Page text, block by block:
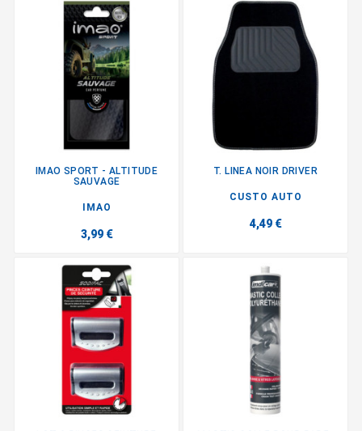
IMAO SPORT - ALTITUDE
SAUVAGE
IMAO
3,99 €
T. LINEA NOIR DRIVER
CUSTO AUTO
4,49 €